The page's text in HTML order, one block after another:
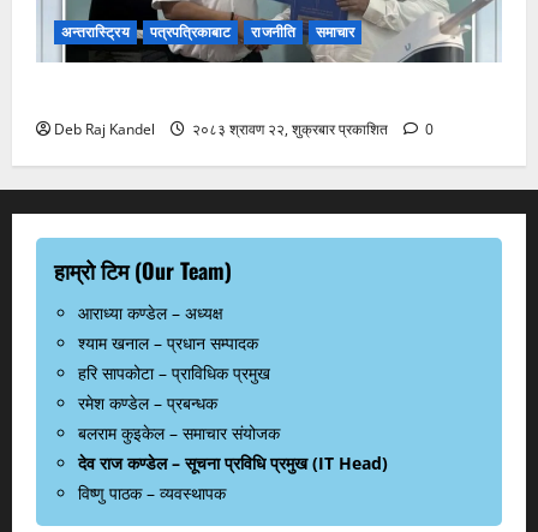
अन्तरास्ट्रिय पत्रपत्रिकाबाट राजनीति समाचार
Deb Raj Kandel २०८३ श्रावण २२, शुक्रबार प्रकाशित 0
हाम्रो टिम (Our Team)
आराध्या कण्डेल – अध्यक्ष
श्याम खनाल – प्रधान सम्पादक
हरि सापकोटा – प्राविधिक प्रमुख
रमेश कण्डेल – प्रबन्धक
बलराम कुइकेल – समाचार संयोजक
देव राज कण्डेल – सूचना प्रविधि प्रमुख (IT Head)
विष्णु पाठक – व्यवस्थापक